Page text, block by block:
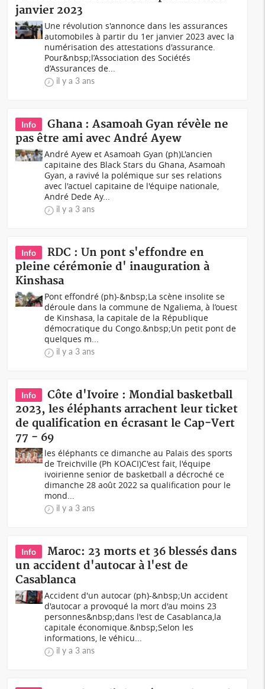
janvier 2023
Une révolution s'annonce dans les assurances
automobiles à partir du 1er janvier 2023 avec la
numérisation des attestations d'assurance.
Pour&nbsp;l’Association des Sociétés
d’Assurances de...
il y a 3 ans
Info
Ghana : Asamoah Gyan révèle ne
pas être ami avec André Ayew
André Ayew et Asamoah Gyan (ph)L'ancien
capitaine des Black Stars du Ghana, Asamoah
Gyan, a ravivé la polémique sur ses relations
avec l'actuel capitaine de l'équipe nationale,
André Dede Ay...
il y a 3 ans
Info
RDC : Un pont s'effondre en
pleine cérémonie d' inauguration à
Kinshasa
Pont effondré (ph)-&nbsp;La scène insolite se
déroule dans la commune de Ngaliema, à l’ouest
de Kinshasa, la capitale de la République
démocratique du Congo.&nbsp;Un petit pont de
quelques m...
il y a 3 ans
Info
Côte d'Ivoire : Mondial basketball
2023, les éléphants arrachent leur ticket
de qualification en écrasant le Cap-Vert
77 - 69
les éléphants ce dimanche au Palais des sports
de Treichville (Ph KOACI)C'est fait, l'équipe
ivoirienne senior de basketball a décroché ce
dimanche 28 août 2022 sa qualification pour le
mond...
il y a 3 ans
Info
Maroc: 23 morts et 36 blessés dans
un accident d'autocar à l'est de
Casablanca
Accident d'un autocar (ph)-&nbsp;Un accident
d'autocar a provoqué la mort d'au moins 23
personnes&nbsp;dans l'est de Casablanca,la
capitale économique.&nbsp;Selon les
informations, le véhicu...
il y a 3 ans